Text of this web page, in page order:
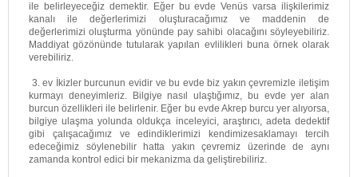
ile belirleyeceğiz demektir. Eğer bu evde Venüs varsa ilişkilerimiz
kanalı ile değerlerimizi oluşturacağımız ve maddenin de
değerlerimizi oluşturma yönünde pay sahibi olacağını söyleyebiliriz.
Maddiyat gözönünde tutularak yapılan evlilikleri buna örnek olarak
verebiliriz.
3. ev İkizler burcunun evidir ve bu evde biz yakın çevremizle iletişim
kurmayı deneyimleriz. Bilgiye nasıl ulaştığımız, bu evde yer alan
burcun özellikleri ile belirlenir. Eğer bu evde Akrep burcu yer alıyorsa,
bilgiye ulaşma yolunda oldukça inceleyici, araştırıcı, adeta dedektif
gibi çalışacağımız ve edindiklerimizi kendimizesaklamayı tercih
edeceğimiz söylenebilir hatta yakın çevremiz üzerinde de aynı
zamanda kontrol edici bir mekanizma da geliştirebiliriz.